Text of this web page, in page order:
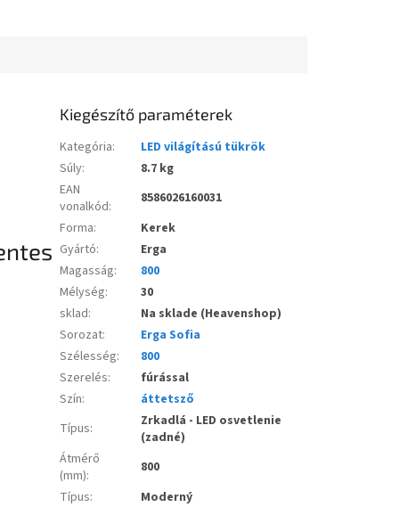
Kiegészítő paraméterek
Kategória:
LED világítású tükrök
Súly:
8.7 kg
EAN
vonalkód:
8586026160031
Forma:
Kerek
Gyártó:
Erga
Magasság:
800
Mélység:
30
sklad:
Na sklade (Heavenshop)
Sorozat:
Erga Sofia
Szélesség:
800
Szerelés:
fúrással
Szín:
áttetsző
Típus:
Zrkadlá - LED osvetlenie
(zadné)
Átmérő
(mm):
800
Típus:
Moderný